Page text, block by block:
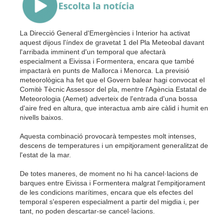
La Direcció General d'Emergències i Interior ha activat
aquest dijous l'índex de gravetat 1 del Pla Meteobal davant
l'arribada imminent d'un temporal que afectarà
especialment a Eivissa i Formentera, encara que també
impactarà en punts de Mallorca i Menorca. La previsió
meteorològica ha fet que el Govern balear hagi convocat el
Comitè Tècnic Assessor del pla, mentre l'Agència Estatal de
Meteorologia (Aemet) adverteix de l'entrada d'una bossa
d'aire fred en altura, que interactua amb aire càlid i humit en
nivells baixos.
Aquesta combinació provocarà tempestes molt intenses,
descens de temperatures i un empitjorament generalitzat de
l'estat de la mar.
De totes maneres, de moment no hi ha cancel·lacions de
barques entre Eivissa i Formentera malgrat l'empitjorament
de les condicions marítimes, encara que els efectes del
temporal s'esperen especialment a partir del migdia i, per
tant, no poden descartar-se cancel·lacions.